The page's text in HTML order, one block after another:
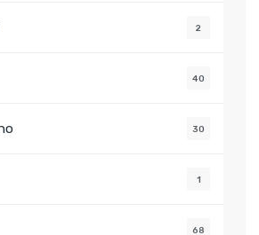
2
40
30
1
68